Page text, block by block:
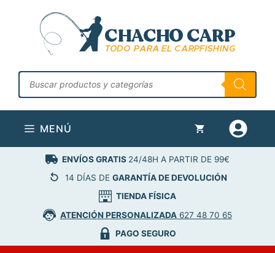
contenido
Búsqueda
de
productos
MENÚ
ENVÍOS GRATIS 24/48H A PARTIR DE 99€
14 DÍAS DE GARANTÍA DE DEVOLUCIÓN
TIENDA FÍSICA
ATENCIÓN PERSONALIZADA627 48 70 65
PAGO SEGURO